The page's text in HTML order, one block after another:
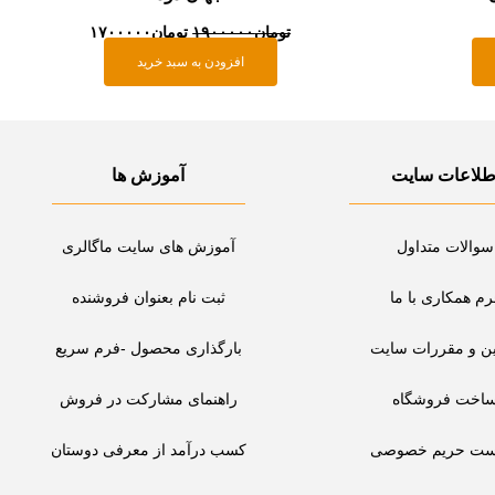
تومان۱۹۰۰۰۰۰ تومان۱۷۰۰۰۰۰
افزودن به سبد خرید
اطلاعات سایت
سوالات متداول
همکاری با ما
و مقررات سایت
فروشگاه
حریم خصوصی
آموزش ها
آموزش های سایت ماگالری
ثبت نام بعنوان فروشنده
بارگذاری محصول -فرم سریع
راهنمای مشارکت در فروش
کسب درآمد از معرفی دوستان